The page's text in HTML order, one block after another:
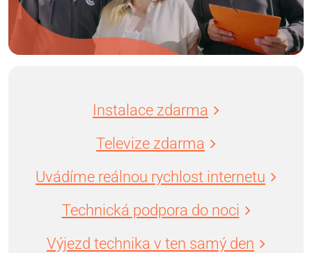
Instalace zdarma
Televize zdarma
Uvádíme reálnou rychlost internetu
Technická podpora do noci
Výjezd technika v ten samý den